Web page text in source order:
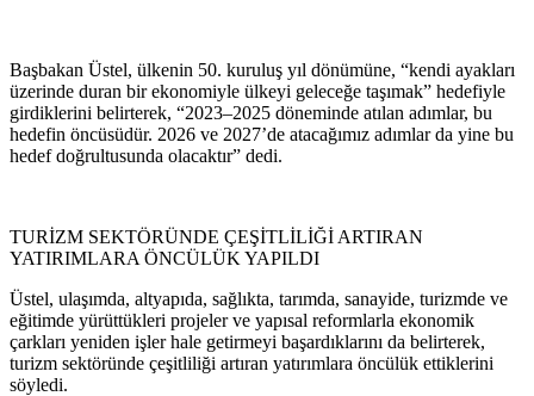
Başbakan Üstel, ülkenin 50. kuruluş yıl dönümüne, “kendi ayakları
üzerinde duran bir ekonomiyle ülkeyi geleceğe taşımak” hedefiyle
girdiklerini belirterek, “2023–2025 döneminde atılan adımlar, bu
hedefin öncüsüdür. 2026 ve 2027’de atacağımız adımlar da yine bu
hedef doğrultusunda olacaktır” dedi.
TURİZM SEKTÖRÜNDE ÇEŞİTLİLİĞİ ARTIRAN
YATIRIMLARA ÖNCÜLÜK YAPILDI
Üstel, ulaşımda, altyapıda, sağlıkta, tarımda, sanayide, turizmde ve
eğitimde yürüttükleri projeler ve yapısal reformlarla ekonomik
çarkları yeniden işler hale getirmeyi başardıklarını da belirterek,
turizm sektöründe çeşitliliği artıran yatırımlara öncülük ettiklerini
söyledi.